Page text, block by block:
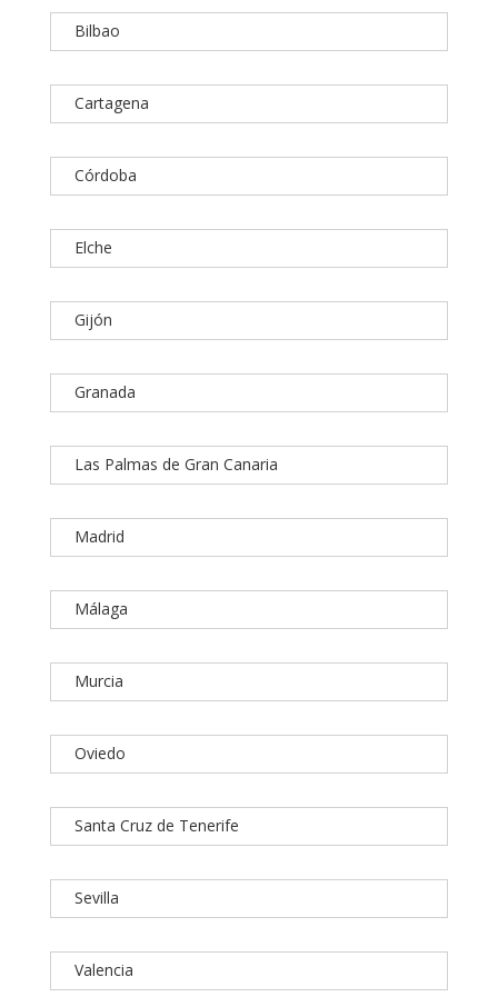
Bilbao
Cartagena
Córdoba
Elche
Gijón
Granada
Las Palmas de Gran Canaria
Madrid
Málaga
Murcia
Oviedo
Santa Cruz de Tenerife
Sevilla
Valencia